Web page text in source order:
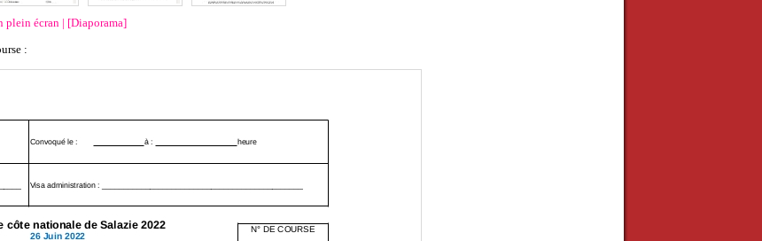
plein écran [Diaporama]
: